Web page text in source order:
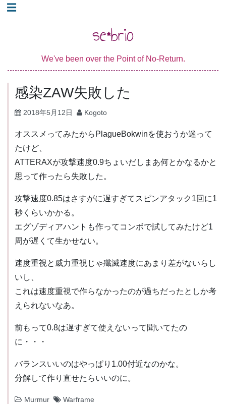
コ☰
se*brio
We've been over the Point of No-Return.
感染ZAW失敗した
2018年5月12日 Kogoto
オススメってみたからPlagueBokwinを使おうか迷って
たけど、
ATTERAXが攻撃速度0.9ちょいだしまあ何とかなるかと
思って作ったら失敗した。
攻撃速度0.85はさすがに遅すぎてスピンアタック1回に1
秒くらいかかる。
エグゾディアハントも作ってコンボで試してみたけど1
周が遅くて生かせない。
速度重視と威力重視じゃ殲滅速度にあまり差がないらし
いし、
これは速度重視で作らなかったのが過ちだったとしか考
えられないなあ。
前もって0.8は遅すぎて使えないって聞いてたの
に・・・
バランスいいのはやっぱり1.00付近なのかな。
分解して作り直せたらいいのに。
Murmur Warframe